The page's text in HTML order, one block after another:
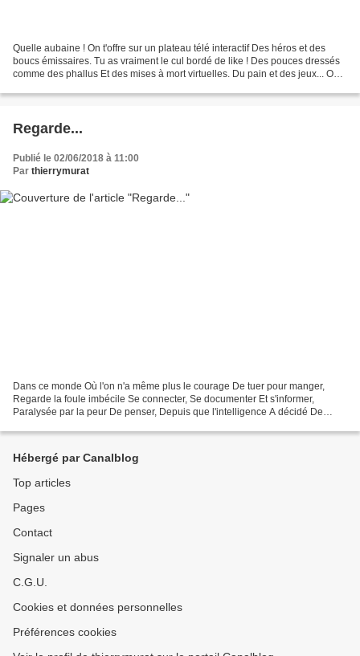
Quelle aubaine ! On t'offre sur un plateau télé interactif Des héros et des
boucs émissaires. Tu as vraiment le cul bordé de like ! Des pouces dressés
comme des phallus Et des mises à mort virtuelles. Du pain et des jeux... On
Regarde...
Publié le 02/06/2018 à 11:00
Par thierrymurat
Dans ce monde Où l'on n'a même plus le courage De tuer pour manger,
Regarde la foule imbécile Se connecter, Se documenter Et s'informer,
Paralysée par la peur De penser, Depuis que l'intelligence A décidé De
Hébergé par Canalblog
Top articles
Pages
Contact
Signaler un abus
C.G.U.
Cookies et données personnelles
Préférences cookies